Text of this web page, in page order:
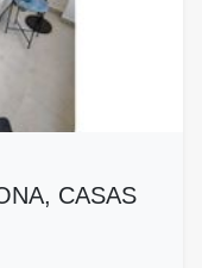
CASAS